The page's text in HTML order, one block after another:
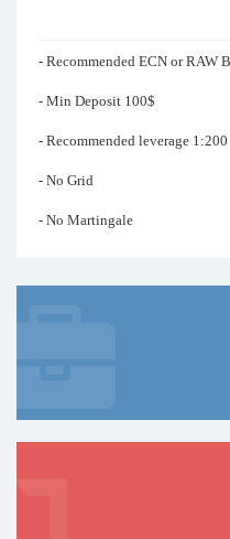
- Recommended ECN or RAW
- Min Deposit 100$
- Recommended leverage 1:200
- No Grid
- No Martingale